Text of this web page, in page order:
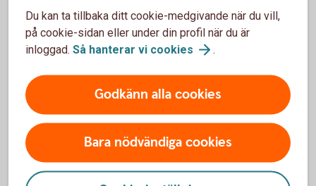
Särskilt om det försvunnit pengar. Spara och
dokumentera så mycket information som möjligt
för att kunna överlämna till brottsutredande
Tips för Mobilt BankID och
säkerhetsdosan
Du kan ta tillbaka ditt cookie-medgivande när du vill,
på cookie-sidan eller under din profil när du är
inloggad. Så hanterar vi cookies .
Godkänn alla cookies
Bara nödvändiga cookies